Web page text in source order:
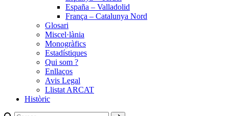
España – Valladolid
França – Catalunya Nord
Glosari
Miscel·lània
Monogràfics
Estadístiques
Qui som ?
Enllaços
Avis Legal
Llistat ARCAT
Històric